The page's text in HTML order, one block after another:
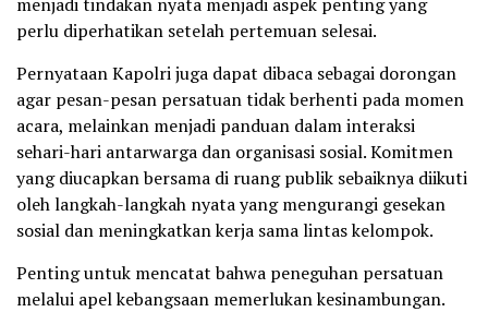
perlu diperhatikan setelah pertemuan selesai.
Pernyataan Kapolri juga dapat dibaca sebagai dorongan
agar pesan-pesan persatuan tidak berhenti pada momen
acara, melainkan menjadi panduan dalam interaksi
sehari-hari antarwarga dan organisasi sosial. Komitmen
yang diucapkan bersama di ruang publik sebaiknya diikuti
oleh langkah-langkah nyata yang mengurangi gesekan
sosial dan meningkatkan kerja sama lintas kelompok.
Penting untuk mencatat bahwa peneguhan persatuan
melalui apel kebangsaan memerlukan kesinambungan.